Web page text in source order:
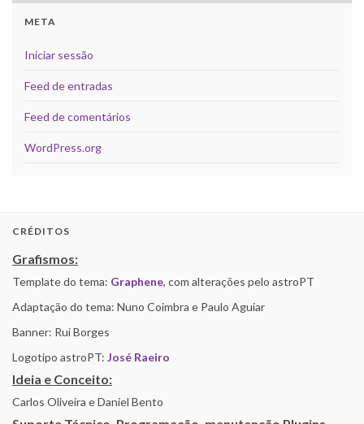
META
Iniciar sessão
Feed de entradas
Feed de comentários
WordPress.org
CRÉDITOS
Grafismos:
Template do tema: Graphene, com alterações pelo astroPT
Adaptação do tema: Nuno Coimbra e Paulo Aguiar
Banner: Rui Borges
Logotipo astroPT: José Raeiro
Ideia e Conceito:
Carlos Oliveira e Daniel Bento